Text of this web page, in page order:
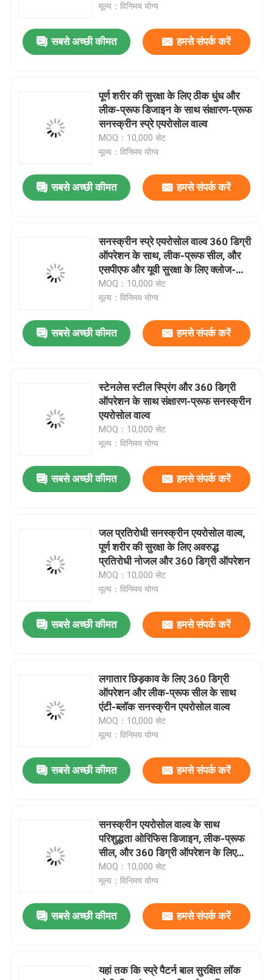
हमारे बारे में
समाचार
ब्यूटेन गैस वाल्व
गैस लाइटर रीफिल वाल्व
ब्यूटेन गैस कनस्तर
स्प्रे पेंट वाल्व
कार्बोरेटर क्लीनर वाल्व
मूल्य：विनिमय योग्य
सबसे अच्छी कीमत हमसे संपर्क करें
पूर्ण शरीर की सुरक्षा के लिए ठीक धुंध और
लीक-प्रूफ डिजाइन के साथ संक्षारण-प्रूफ
सनस्क्रीन स्प्रे एयरोसोल वाल्व
MOQ：10,000 सेट
मूल्य：विनिमय योग्य
सबसे अच्छी कीमत हमसे संपर्क करें
सनस्क्रीन स्प्रे एयरोसोल वाल्व 360 डिग्री
ऑपरेशन के साथ, लीक-प्रूफ सील, और
एसपीएफ और यूवी सुरक्षा के लिए क्लोज-
प्रतिरोधी नोजल
MOQ：10,000 सेट
मूल्य：विनिमय योग्य
सबसे अच्छी कीमत हमसे संपर्क करें
स्टेनलेस स्टील स्प्रिंग और 360 डिग्री
ऑपरेशन के साथ संक्षारण-प्रूफ सनस्क्रीन
एयरोसोल वाल्व
MOQ：10,000 सेट
मूल्य：विनिमय योग्य
सबसे अच्छी कीमत हमसे संपर्क करें
जल प्रतिरोधी सनस्क्रीन एयरोसोल वाल्व,
पूर्ण शरीर की सुरक्षा के लिए अवरुद्ध
प्रतिरोधी नोजल और 360 डिग्री ऑपरेशन
MOQ：10,000 सेट
मूल्य：विनिमय योग्य
सबसे अच्छी कीमत हमसे संपर्क करें
लगातार छिड़काव के लिए 360 डिग्री
ऑपरेशन और लीक-प्रूफ सील के साथ
एंटी-ब्लॉक सनस्क्रीन एयरोसोल वाल्व
MOQ：10,000 सेट
मूल्य：विनिमय योग्य
सबसे अच्छी कीमत हमसे संपर्क करें
सनस्क्रीन एयरोसोल वाल्व के साथ
परिशुद्धता ओरिफिस डिजाइन, लीक-प्रूफ
सील, और 360 डिग्री ऑपरेशन के लिए
चिपचिपा लोशन
MOQ：10,000 सेट
मूल्य：विनिमय योग्य
सबसे अच्छी कीमत हमसे संपर्क करें
यहां तक कि स्प्रे पैटर्न बाल सुरक्षित लॉक